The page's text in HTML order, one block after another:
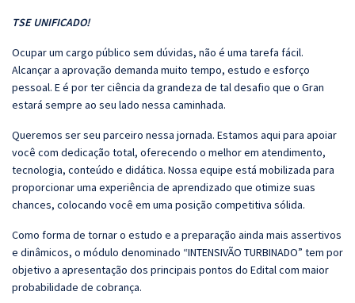
TSE UNIFICADO!
Ocupar um cargo público sem dúvidas, não é uma tarefa fácil.
Alcançar a aprovação demanda muito tempo, estudo e esforço
pessoal. E é por ter ciência da grandeza de tal desafio que o Gran
estará sempre ao seu lado nessa caminhada.
Queremos ser seu parceiro nessa jornada. Estamos aqui para apoiar
você com dedicação total, oferecendo o melhor em atendimento,
tecnologia, conteúdo e didática. Nossa equipe está mobilizada para
proporcionar uma experiência de aprendizado que otimize suas
chances, colocando você em uma posição competitiva sólida.
Como forma de tornar o estudo e a preparação ainda mais assertivos
e dinâmicos, o módulo denominado “INTENSIVÃO TURBINADO” tem por
objetivo a apresentação dos principais pontos do Edital com maior
probabilidade de cobrança.